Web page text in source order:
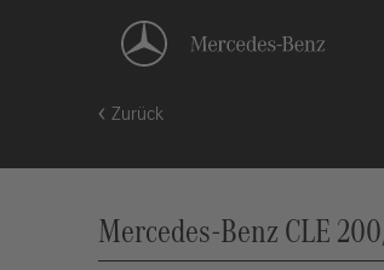
Zurück
Mercedes-Benz CLE